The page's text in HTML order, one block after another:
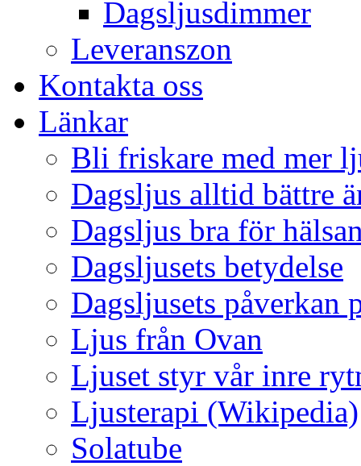
Dagsljusdimmer
Leveranszon
Kontakta oss
Länkar
Bli friskare med mer
Dagsljus alltid bättre
Dagsljus bra för
Dagsljusets betydelse
Dagsljusets påverkan
Ljus från Ovan
Ljuset styr vår inre
Ljusterapi (Wikipedia)
Solatube